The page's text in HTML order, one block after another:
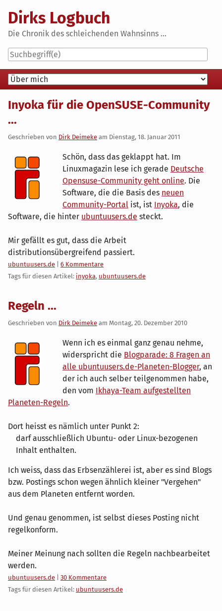
content
Dirks Logbuch
Die Chronik des schleichenden Wahnsinns ...
Navigation
Inyoka für die OpenSUSE-Community
...
Geschrieben von Dirk Deimeke am Dienstag, 18. Januar 2011
Schön, dass das geklappt hat. Im
Linuxmagazin lese ich gerade Deutsche
Opensuse-Community geht online. Die
Software, die die Basis des neuen
Community-Portal ist, ist Inyoka, die
Software, die hinter ubuntuusers.de steckt.
Mir gefällt es gut, dass die Arbeit
distributionsübergreifend passiert.
Kategorien:
ubuntuusers.de
6 Kommentare
Tags für diesen Artikel: inyoka, ubuntuusers.de
Regeln ...
Geschrieben von Dirk Deimeke am Montag, 20. Dezember 2010
Wenn ich es einmal ganz genau nehme,
widerspricht die Blogparade: 8 Fragen an
alle ubuntuusers.de-Planeten-Blogger, an
der ich auch selber teilgenommen habe,
den vom Ikhaya-Team aufgestellten
Planeten-Regeln.
Dort heisst es nämlich unter Punkt 2:
darf ausschließlich Ubuntu- oder Linux-bezogenen
Inhalt enthalten.
Ich weiss, dass das Erbsenzählerei ist, aber es sind Blogs
bzw. Postings schon wegen ähnlich kleiner "Vergehen"
aus dem Planeten entfernt worden.
Und genau genommen, ist selbst dieses Posting nicht
regelkonform.
Meiner Meinung nach sollten die Regeln nachbearbeitet
werden.
Kategorien:
ubuntuusers.de
30 Kommentare
Tags für diesen Artikel: ubuntuusers.de